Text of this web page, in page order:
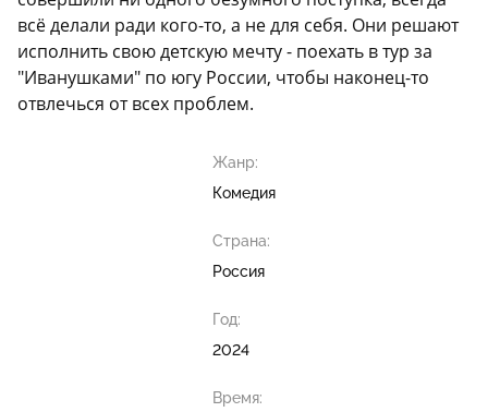
всё делали ради кого-то, а не для себя. Они решают
исполнить свою детскую мечту - поехать в тур за
"Иванушками" по югу России, чтобы наконец-то
отвлечься от всех проблем.
Жанр:
Комедия
Страна:
Россия
Год:
2024
Время: